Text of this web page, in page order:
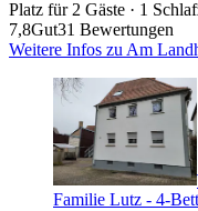
Platz für 2 Gäste · 1
7,8Gut31 Bewertungen
Weitere Infos zu Am
Familie Lutz - 4-